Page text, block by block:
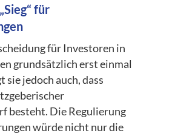
für
für Investoren in
grundsätzlich erst einmal
sie jedoch auch, dass
besteht. Die Regulierung
würde nicht nur die